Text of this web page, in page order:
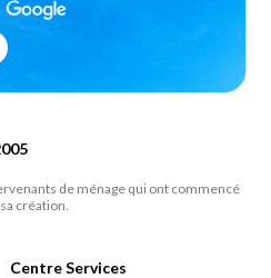
de ménage qui ont commencé
création.
Centre Services